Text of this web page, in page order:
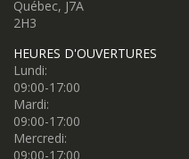
Québec, J7A
2H3
HEURES D'OUVERTURES
Lundi:
09:00-17:00
Mardi:
09:00-17:00
Mercredi:
09:00-17:00